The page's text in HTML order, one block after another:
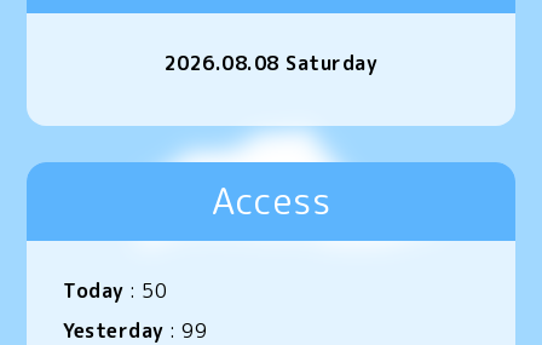
2026.08.08 Saturday
Access
Today : 50
Yesterday :99